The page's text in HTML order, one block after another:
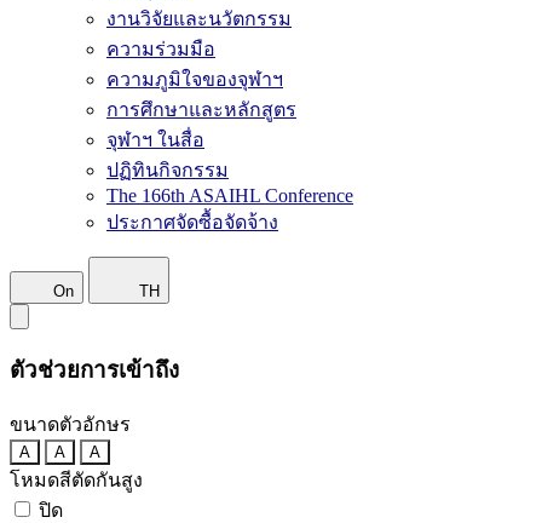
งานวิจัยและนวัตกรรม
ความร่วมมือ
ความภูมิใจของจุฬาฯ
การศึกษาและหลักสูตร
จุฬาฯ ในสื่อ
ปฏิทินกิจกรรม
The 166th ASAIHL Conference
ประกาศจัดซื้อจัดจ้าง
On TH
ตัวช่วยการเข้าถึง
ขนาดตัวอักษร
A A A
โหมดสีตัดกันสูง
ปิด